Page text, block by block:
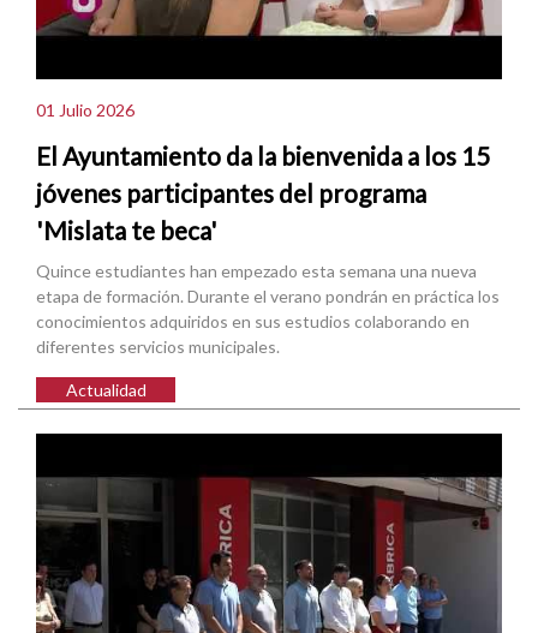
01 Julio 2026
El Ayuntamiento da la bienvenida a los 15
jóvenes participantes del programa
'Mislata te beca'
Quince estudiantes han empezado esta semana una nueva
etapa de formación. Durante el verano pondrán en práctica los
conocimientos adquiridos en sus estudios colaborando en
diferentes servicios municipales.
Actualidad